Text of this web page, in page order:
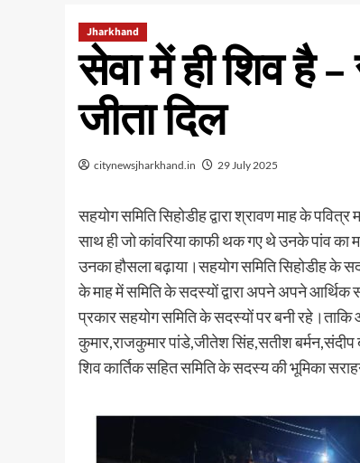
Jharkhand
सेवा में ही शिव है
जीता दिल
citynewsjharkhand.in 29 July 2025
सहयोग समिति सिहोडीह द्वारा श्रावण माह के
साथ ही जो कांवरिया काफी थक गए थे उनके पांव का
उनका हौसला बढ़ाया।सहयोग समिति सिहोडीह के
के माह में समिति के सदस्यों द्वारा अपने अपने
प्रकार सहयोग समिति के सदस्यों पर बनी रहे।ताकि
कुमार,राजकुमार पांडे,जीतेश सिंह,सतीश
शिव कार्तिक सहित समिति के सदस्य की भूमिका